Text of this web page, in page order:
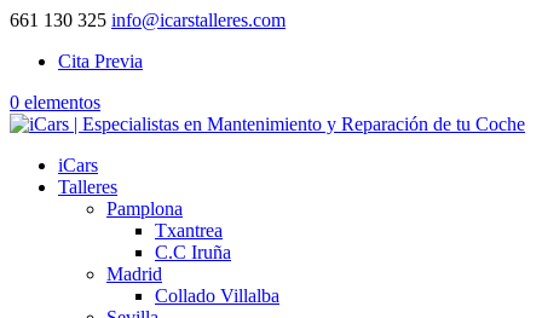
661 130 325 info@icarstalleres.com
Cita Previa
0 elementos
iCars
Talleres
Pamplona
Txantrea
C.C Iruña
Madrid
Collado Villalba